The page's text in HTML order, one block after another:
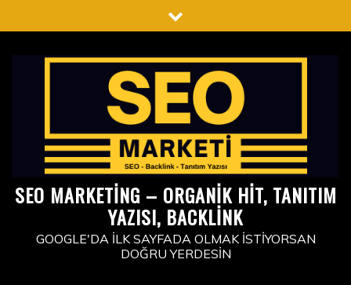
to
SEO MARKETING – ORGANIK HIT, TANITIM
YAZISI, BACKLINK
GOOGLE'DA İLK SAYFADA OLMAK İSTIYORSAN
DOĞRU YERDESIN